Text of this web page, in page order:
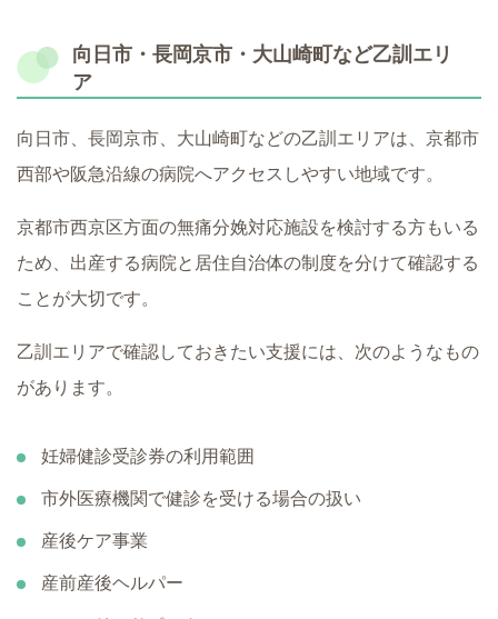
向日市・長岡京市・大山崎町など乙訓エリ
ア
向日市、長岡京市、大山崎町などの乙訓エリアは、京都市
西部や阪急沿線の病院へアクセスしやすい地域です。
京都市西京区方面の無痛分娩対応施設を検討する方もいる
ため、出産する病院と居住自治体の制度を分けて確認する
ことが大切です。
乙訓エリアで確認しておきたい支援には、次のようなもの
があります。
妊婦健診受診券の利用範囲
市外医療機関で健診を受ける場合の扱い
産後ケア事業
産前産後ヘルパー